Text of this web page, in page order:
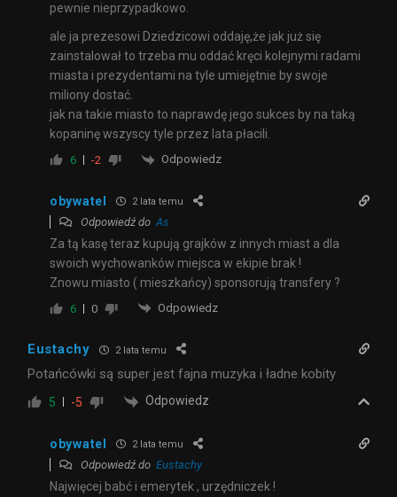
pewnie nieprzypadkowo.
ale ja prezesowi Dziedzicowi oddaję,że jak już się
zainstalował to trzeba mu oddać kręci kolejnymi radami
miasta i prezydentami na tyle umiejętnie by swoje
miliony dostać.
jak na takie miasto to naprawdę jego sukces by na taką
kopaninę wszyscy tyle przez lata płacili.
6 -2 Odpowiedz
obywatel 2 lata temu
Odpowiedź do As
Za tą kasę teraz kupują grajków z innych miast a dla
swoich wychowanków miejsca w ekipie brak !
Znowu miasto ( mieszkańcy) sponsorują transfery ?
6 0 Odpowiedz
Eustachy 2 lata temu
Potańcówki są super jest fajna muzyka i ładne kobity
5 -5 Odpowiedz
obywatel 2 lata temu
Odpowiedź do Eustachy
Najwięcej babć i emerytek , urzędniczek !